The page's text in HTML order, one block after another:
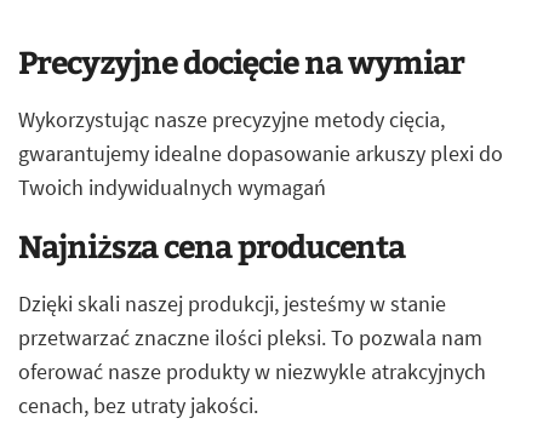
Precyzyjne docięcie na wymiar
Wykorzystując nasze precyzyjne metody cięcia,
gwarantujemy idealne dopasowanie arkuszy plexi do
Twoich indywidualnych wymagań
Najniższa cena producenta
Dzięki skali naszej produkcji, jesteśmy w stanie
przetwarzać znaczne ilości pleksi. To pozwala nam
oferować nasze produkty w niezwykle atrakcyjnych
cenach, bez utraty jakości.